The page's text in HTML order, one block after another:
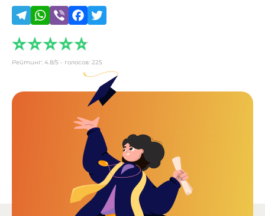
Рейтинг: 4.8/5 - голосов: 225